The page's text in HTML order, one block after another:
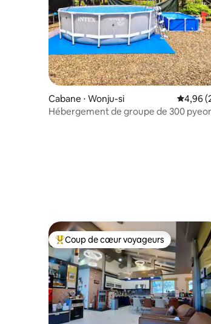
Cabane ⋅ Wonju-si
4,96
Hébergement de groupe de 300
Coups de cœur voyageurs les plus
Coup de cœur voyageurs